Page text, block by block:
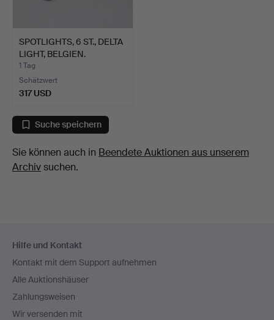
SPOTLIGHTS, 6 ST., DELTA
LIGHT, BELGIEN.
1 Tag
Schätzwert
317 USD
Suche speichern
Sie können auch in Beendete Auktionen aus unserem
Archivsuchen.
Navigation
Hilfe und Kontakt
Kontakt mit dem Support aufnehmen
Alle Auktionshäuser
Zahlungsweisen
Wir versenden mit